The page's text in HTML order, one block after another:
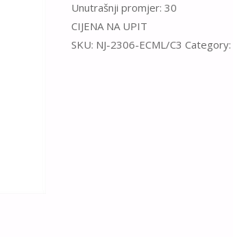
Unutrašnji promjer: 30
CIJENA NA UPIT
SKU: NJ-2306-ECML/C3 Category: